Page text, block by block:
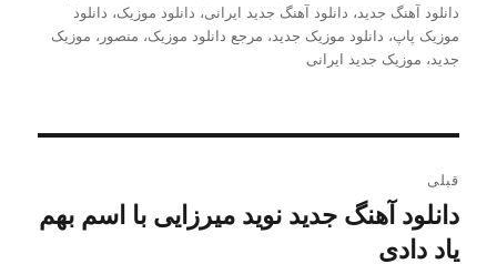
دردانلود آهنگ جدید، دانلود آهنگ جدید ایرانی، دانلود موزیک، دانلود
موزیک پاپ، دانلود موزیک جدید، مرجع دانلود موزیک، منصور ، موزیک
جدید، موزیک جدید ایرانی
نوشته
قبلی
نوشته
قبلی:
دانلود آهنگ جدید نوید میرزایی با اسم بهم
یاد دادی